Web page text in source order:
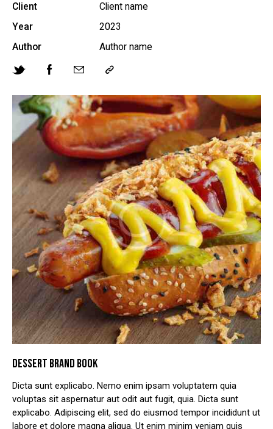
DESSERT BRAND BOOK
Dicta sunt explicabo. Nemo enim ipsam voluptatem quia
voluptas sit aspernatur aut odit aut fugit, quia. Dicta sunt
explicabo. Adipiscing elit, sed do eiusmod tempor incididunt ut
labore et dolore magna aliqua. Ut enim minim veniam quis
Client
Client name
Year
2023
Author
Author name